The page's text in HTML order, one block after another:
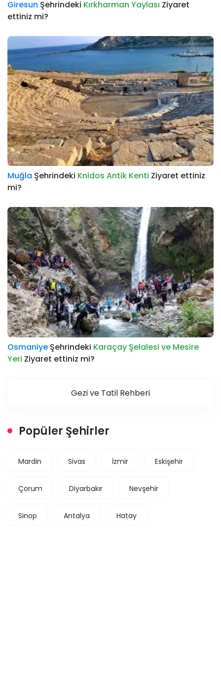
Giresun Şehrindeki Kırkharman Yaylası Ziyaret
ettiniz mi?
Muğla Şehrindeki Knidos Antik Kenti Ziyaret ettiniz
mi?
Osmaniye Şehrindeki Karaçay Şelalesi ve Mesire
Yeri Ziyaret ettiniz mi?
Gezi ve Tatil Rehberi
Popüler Şehirler
Mardin Sivas İzmir Eskişehir
Çorum Diyarbakır Nevşehir
Sinop Antalya Hatay